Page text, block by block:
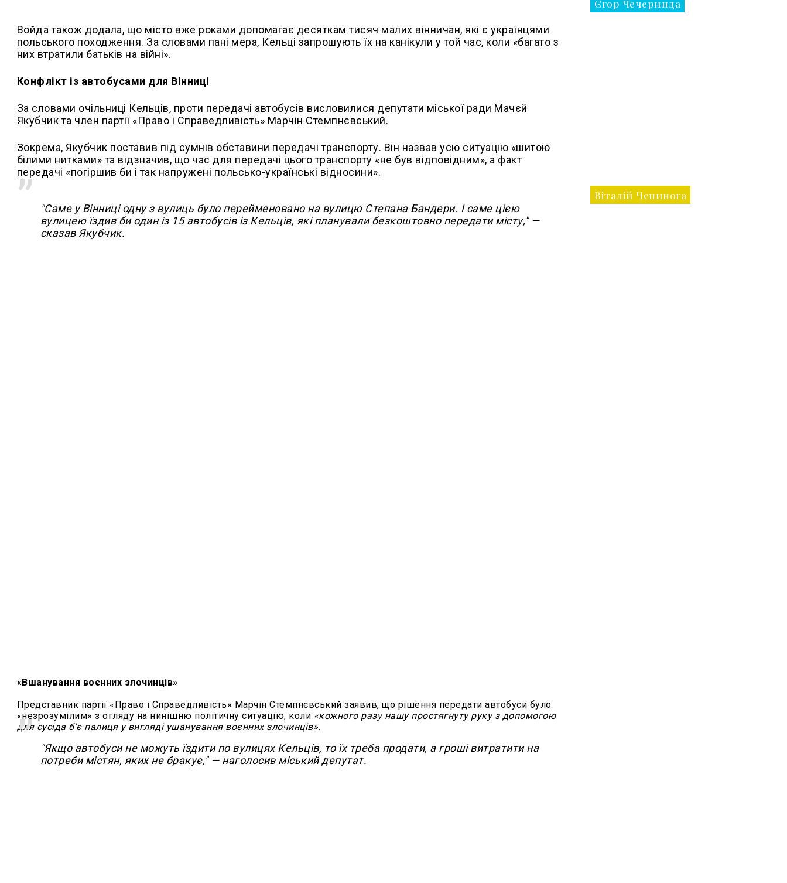
Войда також додала, що місто вже роками допомагає десяткам тисяч малих вінничан, які є українцями
польського походження. За словами пані мера, Кельці запрошують їх на канікули у той час, коли «багато з
них втратили батьків на війні».
Конфлікт із автобусами для Вінниці
За словами очільниці Кельців, проти передачі автобусів висловилися депутати міської ради Мачєй
Якубчик та член партії «Право і Справедливість» Марчін Стемпнєвський.
Зокрема, Якубчик поставив під сумнів обставини передачі транспорту. Він назвав усю ситуацію «шитою
білими нитками» та відзначив, що час для передачі цього транспорту «не був відповідним», а факт
передачі «погіршив би і так напружені польсько-українські відносини».
"Саме у Вінниці одну з вулиць було перейменовано на вулицю Степана Бандери. І саме цією
вулицею їздив би один із 15 автобусів із Кельців, які планували безкоштовно передати місту," —
сказав Якубчик.
«Вшанування воєнних злочинців»
Представник партії «Право і Справедливість» Марчін Стемпнєвський заявив, що рішення передати автобуси було
«незрозумілим» з огляду на нинішню політичну ситуацію, коли «кожного разу нашу простягнуту руку з допомогою
для сусіда б'є палиця у вигляді ушанування воєнних злочинців».
"Якщо автобуси не можуть їздити по вулицях Кельців, то їх треба продати, а гроші витратити на
потреби містян, яких не бракує," — наголосив міський депутат.
Єгор Чечеринда
Віталій Чепинога